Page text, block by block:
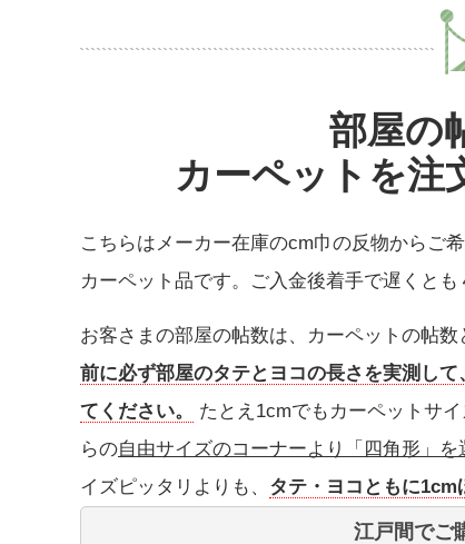
部屋の
カーペットを注
こちらはメーカー在庫のcm巾の反物からご
カーペット品です。ご入金後着手で遅くとも
お客さまの部屋の帖数は、カーペットの帖
前に必ず部屋のタテとヨコの長さを実測し
てください。
たとえ1cmでもカーペットサ
らの自由サイズのコーナーより「四角形」を
イズピッタリよりも、 タテ・ヨコともに1cm
江戸間でご